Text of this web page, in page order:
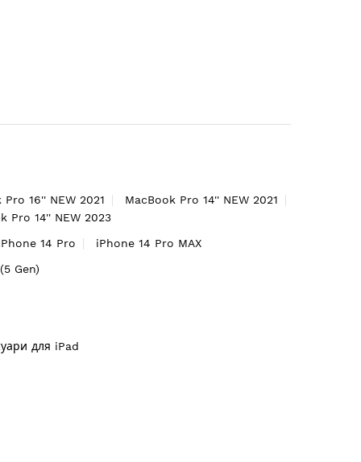
Pro 16'' NEW 2021
MacBook Pro 14'' NEW 2021
Pro 14'' NEW 2023
14 Pro
iPhone 14 Pro MAX
Gen)
для iPad